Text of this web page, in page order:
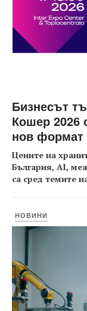
Бизнесът
Кошер 2026
нов формат
Цените на
България, AI,
са сред темите
НОВИНИ